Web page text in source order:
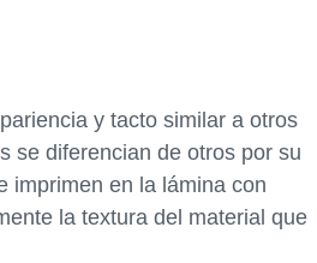
y tacto similar a otros
se diferencian de otros por su
imprimen en la lámina con
la textura del material que